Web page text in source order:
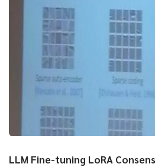
LLM Fine-tuning LoRA